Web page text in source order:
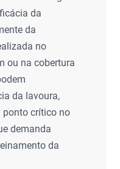
da
da
no
ou na cobertura
da lavoura,
ponto crítico no
demanda
da